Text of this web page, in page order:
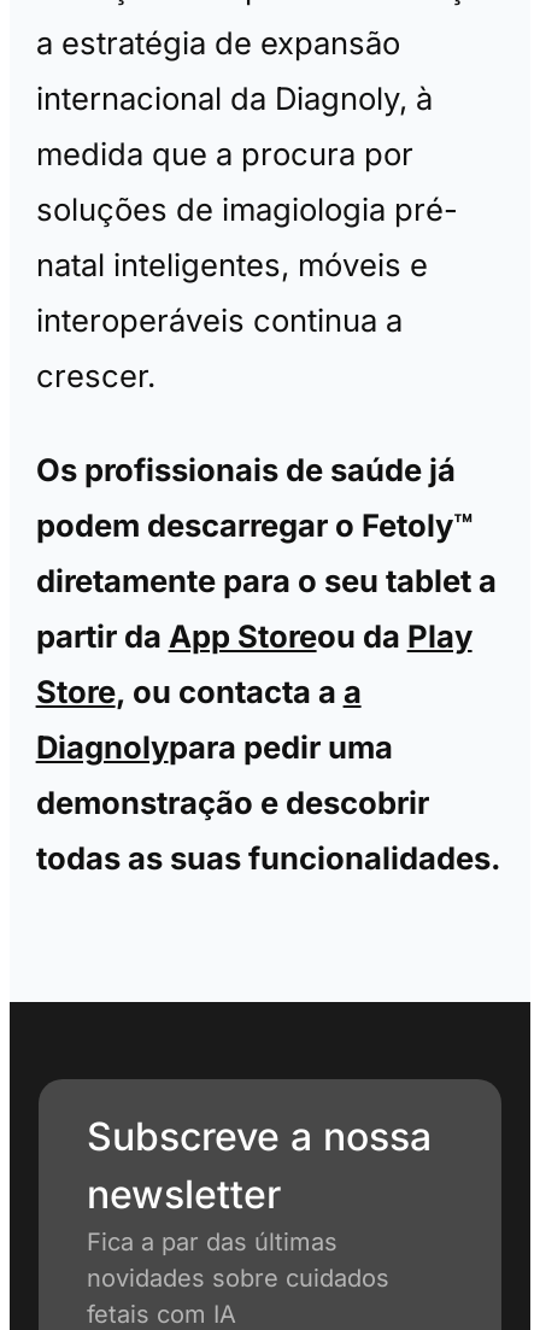
a estratégia de expansão
internacional da Diagnoly, à
medida que a procura por
soluções de imagiologia pré-
natal inteligentes, móveis e
interoperáveis continua a
crescer.
Os profissionais de saúde já
podem descarregar o Fetoly™
diretamente para o seu tablet a
partir da App Storeou da Play
Store, ou contacta a a
Diagnolypara pedir uma
demonstração e descobrir
todas as suas funcionalidades.
Subscreve a nossa
newsletter
Fica a par das últimas
novidades sobre cuidados
fetais com IA